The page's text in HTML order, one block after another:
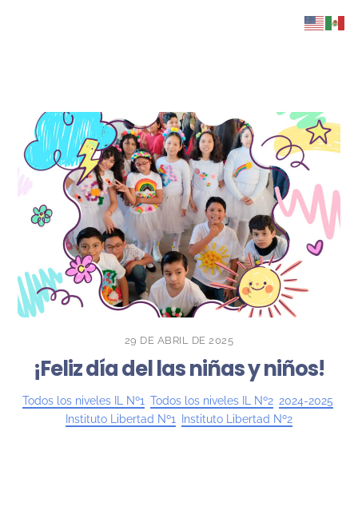
29 DE ABRIL DE 2025
¡Feliz día del las niñas y niños!
Todos los niveles IL Nº1 Todos los niveles IL Nº2 2024-2025
Instituto Libertad Nº1 Instituto Libertad Nº2